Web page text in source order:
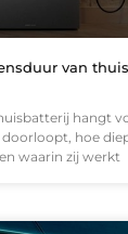
van
hangt
hoe
waarin zij werkt